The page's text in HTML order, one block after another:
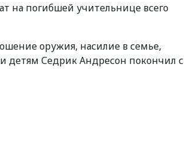
на погибшей учительнице всего
оружия, насилие в семье,
детям Седрик Андресон покончил с